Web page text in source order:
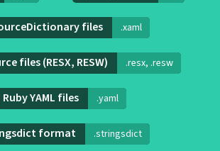
files .xaml
files (RESX, RESW) .resx, .resw
Ruby YAML files .yaml
format .stringsdict